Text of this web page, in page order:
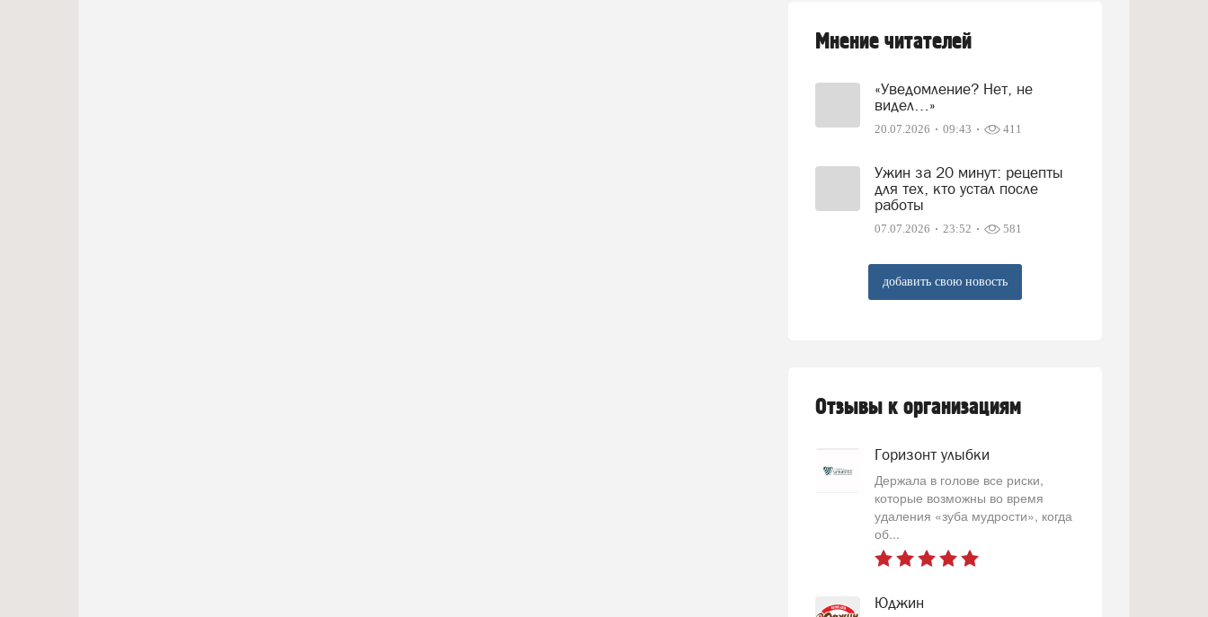
Мнение читателей
«Уведомление? Нет, не
видел…»
20.07.2026 09:43 411
Ужин за 20 минут: рецепты
для тех, кто устал после
работы
07.07.2026 23:52 581
добавить свою новость
Отзывы к организациям
Горизонт улыбки
Держала в голове все риски,
которые возможны во время
удаления «зуба мудрости», когда
об...
Юджин